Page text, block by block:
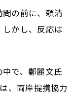
の前に、頼清
かし、反応は
で、鄭麗文氏
、両岸提携協力